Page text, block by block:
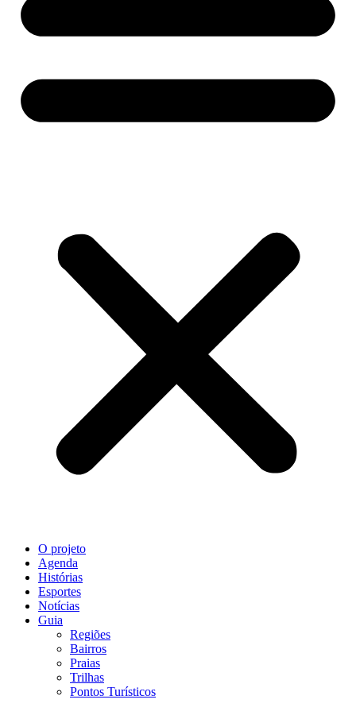
O projeto
Agenda
Histórias
Esportes
Notícias
Guia
Regiões
Bairros
Praias
Trilhas
Pontos Turísticos